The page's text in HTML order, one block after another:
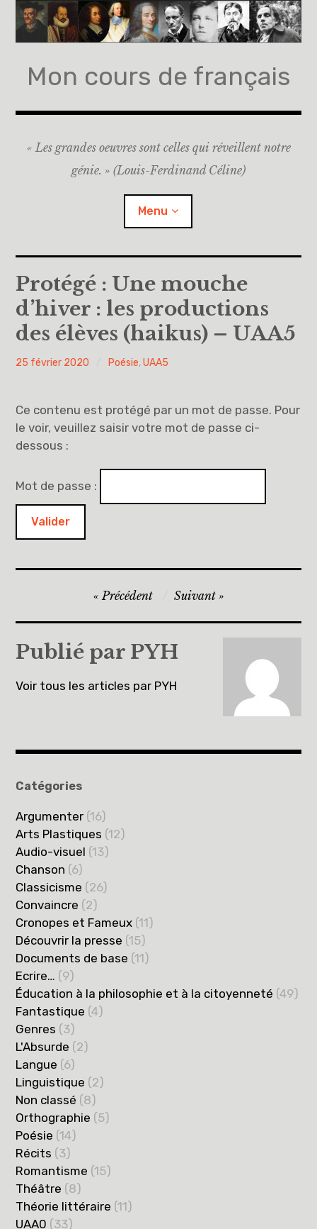
Accéder
contenu
Mon cours de français
« Les grandes oeuvres sont celles qui réveillent notre
génie. » (Louis-Ferdinand Céline)
Menu
Accueil
A propos
Vous avez dit UAA ?
UAA1
UAA2
UAA3
Protégé : Une mouche
d’hiver : les productions
des élèves (haikus) – UAA5
PYH
25 février 2020 Poésie,UAA5
Ce contenu est protégé par un mot de passe. Pour
le voir, veuillez saisir votre mot de passe ci-
dessous :
Mot de passe :
Navigation
de
l’article
Précédent Suivant
Publié par PYH
Voir tous les articles par PYH
Catégories
Argumenter (16)
Arts Plastiques (12)
Audio-visuel (13)
Chanson (6)
Classicisme (26)
Convaincre (2)
Cronopes et Fameux (11)
Découvrir la presse (15)
Documents de base (11)
Ecrire… (9)
Éducation à la philosophie et à la citoyenneté (49)
Fantastique (4)
Genres (3)
L'Absurde (2)
Langue (6)
Linguistique (2)
Non classé (8)
Orthographie (5)
Poésie (14)
Récits (3)
Romantisme (15)
Théâtre (8)
Théorie littéraire (11)
UAA0 (33)